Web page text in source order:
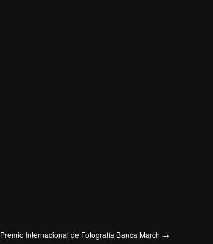
Premio Internacional de Fotografía Banca March →